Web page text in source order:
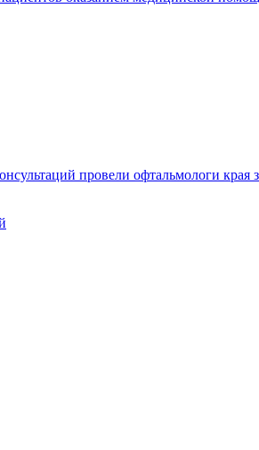
провели офтальмологи края